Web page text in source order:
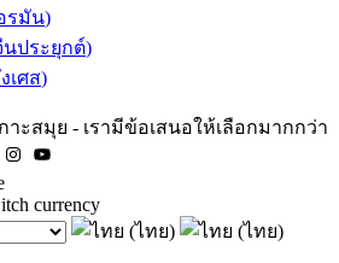
รมัน)
นประยุกต์)
เศส)
าะสมุย - เรามีข้อเสนอให้เลือกมากกว่า
FacebookInstagram